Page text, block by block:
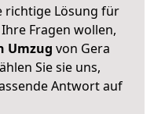
richtige Lösung für
Fragen wollen,
Umzug von Gera
Sie sie uns,
Antwort auf